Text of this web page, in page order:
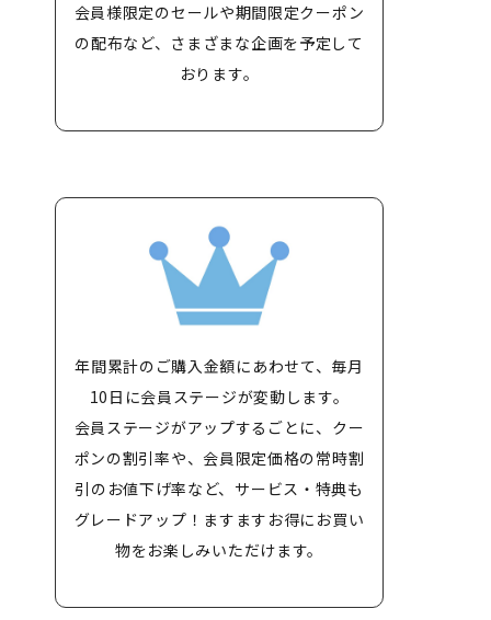
会員様限定のセールや期間限定クーポン
の配布など、さまざまな企画を予定して
おります。
年間累計のご購入金額にあわせて、毎月
10日に会員ステージが変動します。
会員ステージがアップするごとに、クー
ポンの割引率や、会員限定価格の常時割
引のお値下げ率など、サービス・特典も
グレードアップ！ますますお得にお買い
物をお楽しみいただけます。